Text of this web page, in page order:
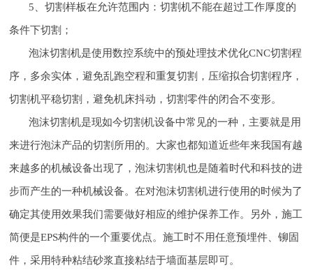
5、切割样板在允许范围内：切割机不能在超过工作厚度的
条件下切割；
泡沫切割机是使用数控系统中的预处理技术优化CNC切割程
序，多余实体，避免乱跑空程和重复切割，压缩拟合切割程序，
切割机平稳切割，避免机床抖动，切割零件的闭合不变形。
泡沫切割机是现如今切割机设备中常见的一种，主要就是用
来进行泡沫产品的切割所用的。大家也都知道近些年来我国有越
来越多的机械设备出现了，泡沫切割机也是随着时代和科技的进
步而产生的一种机械设备。在对泡沫切割机进行使用的时候为了
确定其使用效果我们需要做好相应的维护保养工作。另外，施工
简便是EPS构件的一个重要优点。施工时不用任意预埋件、铆固
件，采用特种粘结砂浆直接粘结于墙面基层即可。